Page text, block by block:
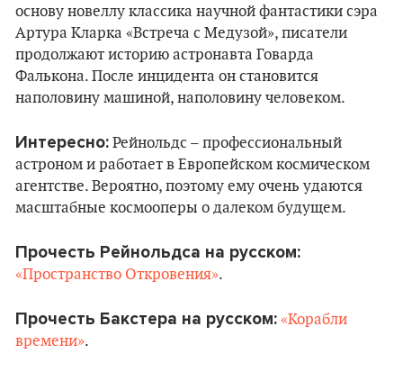
основу новеллу классика научной фантастики сэра
Артура Кларка «Встреча с Медузой», писатели
продолжают историю астронавта Говарда
Фалькона. После инцидента он становится
наполовину машиной, наполовину человеком.
Интересно: Рейнольдс – профессиональный
астроном и работает в Европейском космическом
агентстве. Вероятно, поэтому ему очень удаются
масштабные космооперы о далеком будущем.
Прочесть Рейнольдса на русском:
«Пространство Откровения».
Прочесть Бакстера на русском: «Корабли
времени».